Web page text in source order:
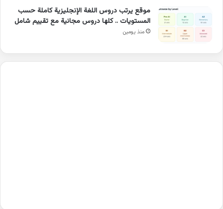
موقع يرتب دروس اللغة الإنجليزية كاملة حسب
المستويات .. كلها دروس مجانية مع تقييم شامل
منذ يومين